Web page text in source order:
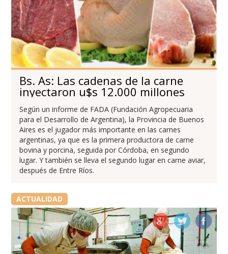
Bs. As: Las cadenas de la carne
inyectaron u$s 12.000 millones
Según un informe de FADA (Fundación Agropecuaria
para el Desarrollo de Argentina), la Provincia de Buenos
Aires es el jugador más importante en las carnes
argentinas, ya que es la primera productora de carne
bovina y porcina, seguida por Córdoba, en segundo
lugar. Y también se lleva el segundo lugar en carne aviar,
después de Entre Ríos.
ACTUALIDAD